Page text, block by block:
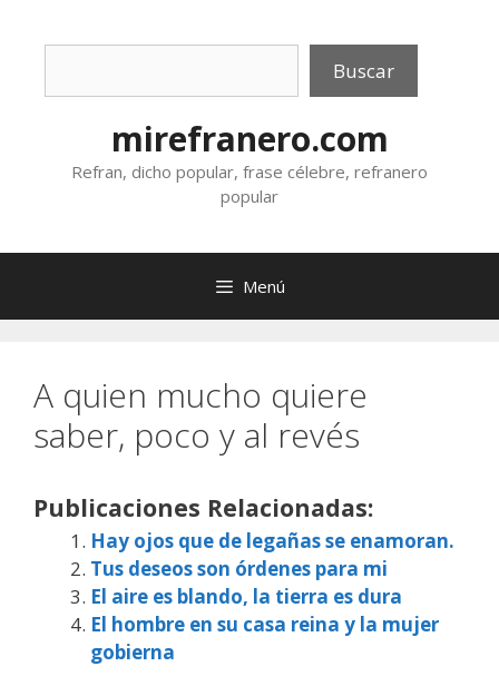
Buscar
mirefranero.com
Refran, dicho popular, frase célebre, refranero
popular
Menú
A quien mucho quiere
saber, poco y al revés
Publicaciones Relacionadas:
Hay ojos que de legañas se enamoran.
Tus deseos son órdenes para mi
El aire es blando, la tierra es dura
El hombre en su casa reina y la mujer
gobierna